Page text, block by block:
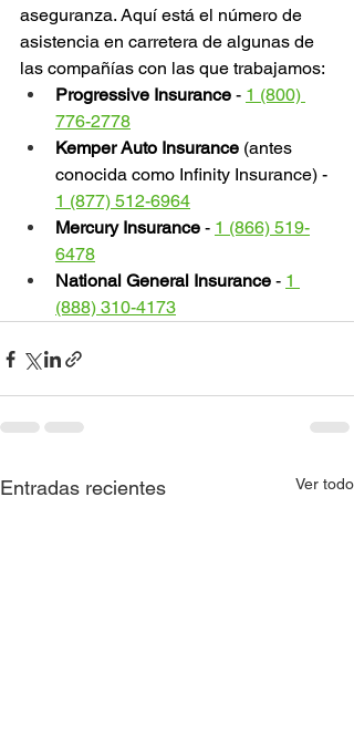
aseguranza. Aquí está el número de
asistencia en carretera de algunas de
las compañías con las que trabajamos:
Progressive Insurance - 1 (800)
776-2778
Kemper Auto Insurance (antes
conocida como Infinity Insurance) -
1 (877) 512-6964
Mercury Insurance - 1 (866) 519-
6478
National General Insurance - 1
(888) 310-4173
Entradas recientes Ver todo